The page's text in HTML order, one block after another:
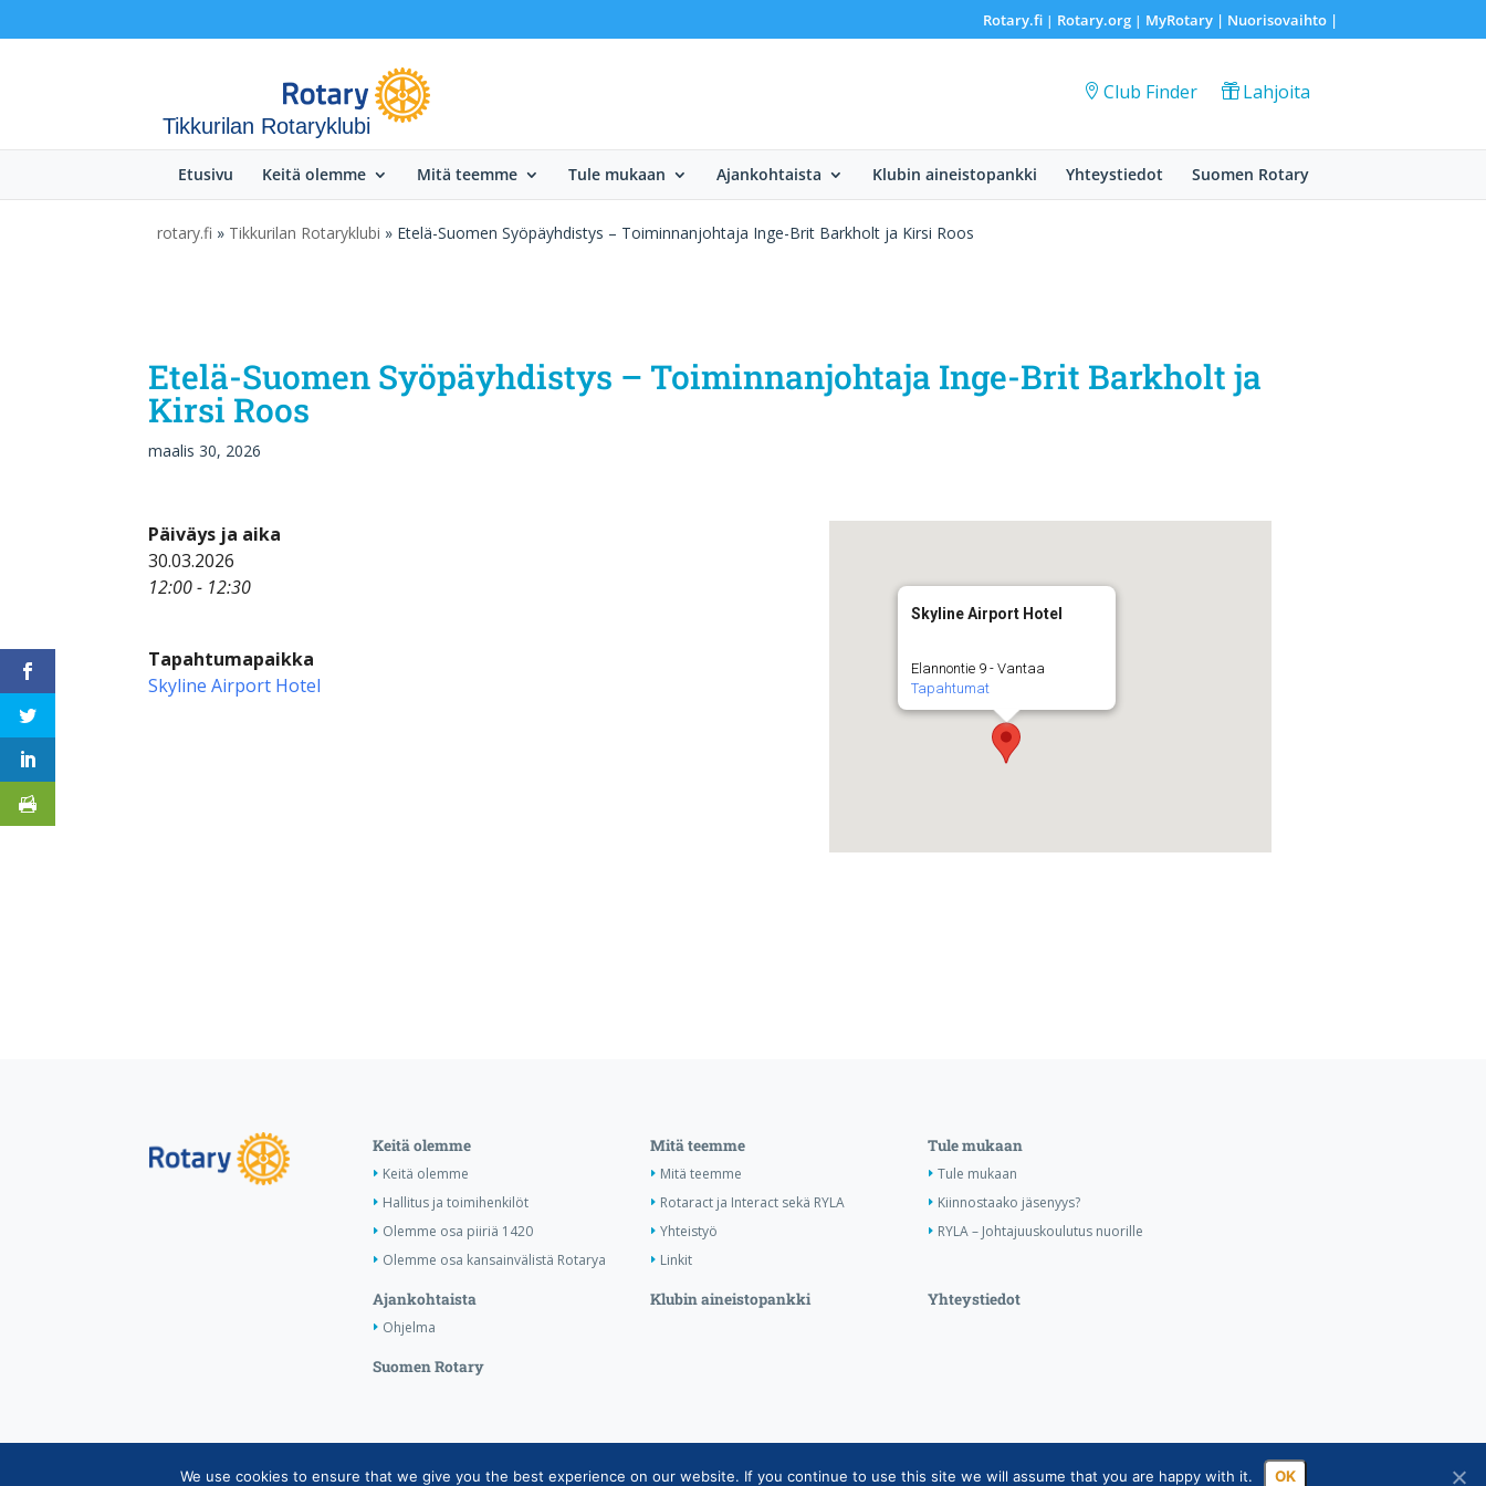
Rotary.fi| Rotary.org| MyRotary | Nuorisovaihto|
Tikkurilan Rotaryklubi
Club Finder Lahjoita
Etusivu Keitä olemme Mitä teemme Tule mukaan Ajankohtaista Klubin aineistopankki Yhteystiedot Suomen Rotary
rotary.fi » Tikkurilan Rotaryklubi » Etelä-Suomen Syöpäyhdistys – Toiminnanjohtaja Inge-Brit Barkholt ja Kirsi Roos
Etelä-Suomen Syöpäyhdistys – Toiminnanjohtaja Inge-Brit Barkholt ja
Kirsi Roos
maalis 30, 2026
Skyline Airport Hotel
Elannontie 9 - Vantaa
Tapahtumat
Päiväys ja aika
30.03.2026
12:00 - 12:30
Tapahtumapaikka
Skyline Airport Hotel
Keitä olemme
Keitä olemme
Hallitus ja toimihenkilöt
Olemme osa piiriä 1420
Olemme osa kansainvälistä Rotarya
Mitä teemme
Mitä teemme
Rotaract ja Interact sekä RYLA
Yhteistyö
Linkit
Tule mukaan
Tule mukaan
Kiinnostaako jäsenyys?
RYLA – Johtajuuskoulutus nuorille
Ajankohtaista
Ohjelma
Klubin aineistopankki Yhteystiedot
Suomen Rotary
Copyright © Suomen Rotarypalvelu ry 2026 |Jäsentietojärjestelmän tietosuojaseloste|Henkilötietojen käsittely Rotarytoiminnassa
We use cookies to ensure that we give you the best experience on our website. If you continue to use this site we will assume that you are happy with it. OK